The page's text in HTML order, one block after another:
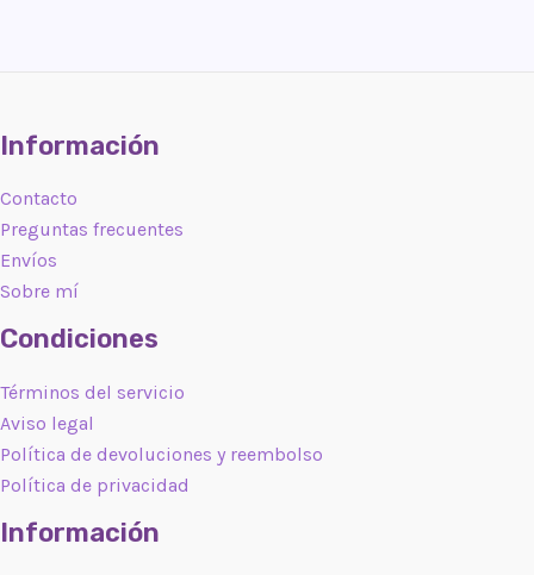
Información
Contacto
Preguntas frecuentes
Envíos
Sobre mí
Condiciones
Términos del servicio
Aviso legal
Política de devoluciones y reembolso
Política de privacidad
Información